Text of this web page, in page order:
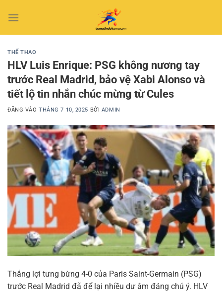
qua
THỂ THAO
HLV Luis Enrique: PSG không nương tay
trước Real Madrid, bảo vệ Xabi Alonso và
tiết lộ tin nhắn chúc mừng từ Cules
ĐĂNG VÀOTHÁNG 7 10, 2025 BỞI ADMIN
Thắng lợi tưng bừng 4-0 của Paris Saint-Germain (PSG)
trước Real Madrid đã để lại nhiều dư âm đáng chú ý. HLV